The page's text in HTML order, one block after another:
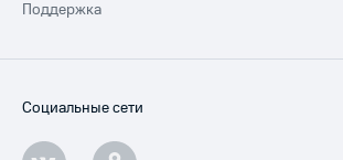
Поддержка
Социальные сети